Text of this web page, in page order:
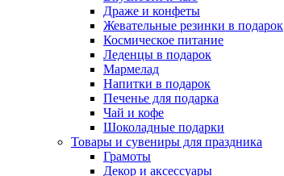
Драже и конфеты
Жевательные резинки в подарок
Космическое питание
Леденцы в подарок
Мармелад
Напитки в подарок
Печенье для подарка
Чай и кофе
Шоколадные подарки
Товары и сувениры для праздника
Грамоты
Декор и аксессуары